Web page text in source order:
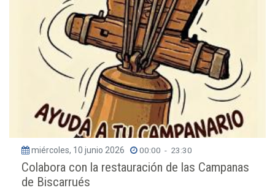
miércoles, 10 junio 2026 00:00 - 23:30
Colabora con la restauración de las Campanas
de Biscarrués